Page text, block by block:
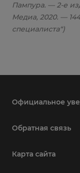
Пампура. — 2-е
Медиа, 2020. —
специалиста“)
Официальное
Обратная связь
Карта сайта